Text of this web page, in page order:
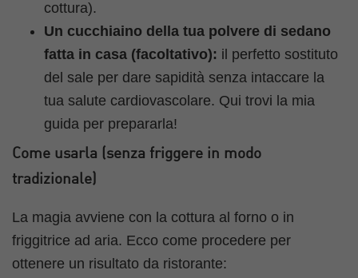
cottura).
Un cucchiaino della tua polvere di sedano
fatta in casa (facoltativo): il perfetto sostituto
del sale per dare sapidità senza intaccare la
tua salute cardiovascolare. Qui trovi la mia
guida per prepararla!
Come usarla (senza friggere in modo
tradizionale)
La magia avviene con la cottura al forno o in
friggitrice ad aria. Ecco come procedere per
ottenere un risultato da ristorante: